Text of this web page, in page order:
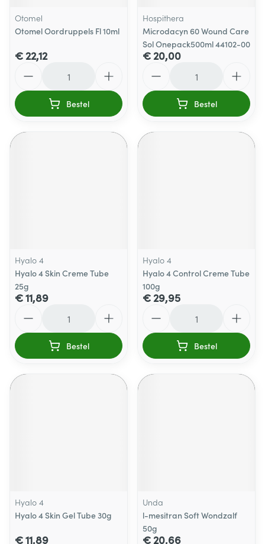
Otomel
Otomel Oordruppels Fl 10ml
€ 22,12
Bestel
Hospithera
Microdacyn 60 Wound Care
Sol Onepack500ml 44102-00
€ 20,00
Bestel
Hyalo 4
Hyalo 4 Skin Creme Tube
25g
€ 11,89
Bestel
Hyalo 4
Hyalo 4 Control Creme Tube
100g
€ 29,95
Bestel
Hyalo 4
Hyalo 4 Skin Gel Tube 30g
€ 11,89
Unda
l-mesitran Soft Wondzalf
50g
€ 20,66